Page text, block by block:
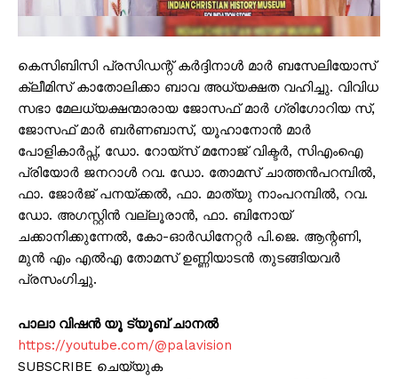
കെസിബിസി പ്രസിഡന്റ് കർദ്ദിനാൾ മാർ ബസേലിയോസ്
ക്ലീമിസ് കാതോലിക്കാ ബാവ അധ്യക്ഷത വഹിച്ചു. വിവിധ
സഭാ മേലധ്യക്ഷന്മാരായ ജോസഫ് മാർ ഗ്രിഗോറിയ സ്,
ജോസഫ് മാർ ബർണബാസ്, യൂഹാനോൻ മാർ
പോളികാർപ്സ്, ഡോ. റോയ്സ് മനോജ് വിക്ടർ, സിഎംഐ
പ്രിയോർ ജനറാൾ റവ. ഡോ. തോമസ് ചാത്തൻപറമ്പിൽ,
ഫാ. ജോർജ് പനയ്ക്കൽ, ഫാ. മാത്യു നാംപറമ്പിൽ, റവ.
ഡോ. അഗസ്റ്റിൻ വല്ലൂരാൻ, ഫാ. ബിനോയ്
ചക്കാനിക്കുന്നേൽ, കോ-ഓർഡിനേറ്റർ പി.ജെ. ആന്റണി,
മുൻ എം എൽഎ തോമസ് ഉണ്ണിയാടൻ തുടങ്ങിയവർ
പ്രസംഗിച്ചു.
പാലാ വിഷൻ യൂ ട്യൂബ് ചാനൽ
https://youtube.com/@palavision
SUBSCRIBE ചെയ്യുക